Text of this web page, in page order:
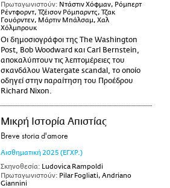
Πρωταγωνιστούν: Ντάστιν Χόφμαν, Ρόμπερτ
Ρέντφορντ, Τζέισον Ρόμπαρντς, Τζακ
Γουόρντεν, Μάρτιν Μπάλσαμ, Χαλ
Χόλμπρουκ
Οι δημοσιογράφοι της The Washington
Post, Bob Woodward και Carl Bernstein,
αποκαλύπτουν τις λεπτομέρειες του
σκανδάλου Watergate scandal, το οποίο
οδηγεί στην παραίτηση του Προέδρου
Richard Nixon.
Μικρή Ιστορία Απιστίας
Breve storia d'amore
Αισθηματική 2025 (ΕΓΧΡ.)
Σκηνοθεσία: Ludovica Rampoldi
Πρωταγωνιστούν: Pilar Fogliati, Andriano
Giannini